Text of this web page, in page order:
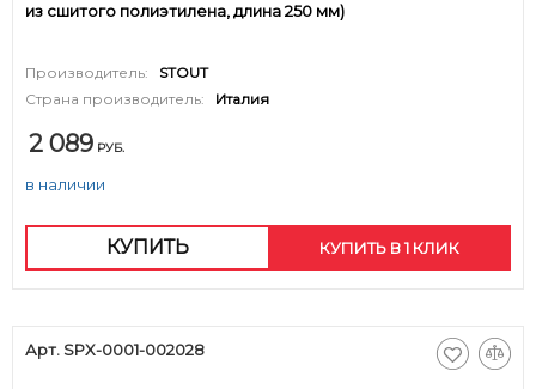
из сшитого полиэтилена, длина 250 мм)
Производитель:
STOUT
Страна производитель:
Италия
2 089 РУБ.
в наличии
КУПИТЬ КУПИТЬ В 1 КЛИК
Арт. SPX-0001-002028